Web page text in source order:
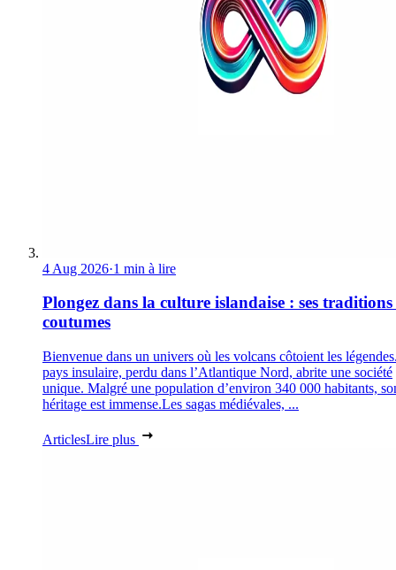
4 Aug 2026·1 min à lire
Plongez dans la culture islandaise : ses traditions
coutumes
Bienvenue dans un univers où les volcans côtoient les
pays insulaire, perdu dans l’Atlantique Nord, abrite une société
unique. Malgré une population d’environ 340 000 habitants,
héritage est immense.Les sagas médiévales, ...
ArticlesLire plus